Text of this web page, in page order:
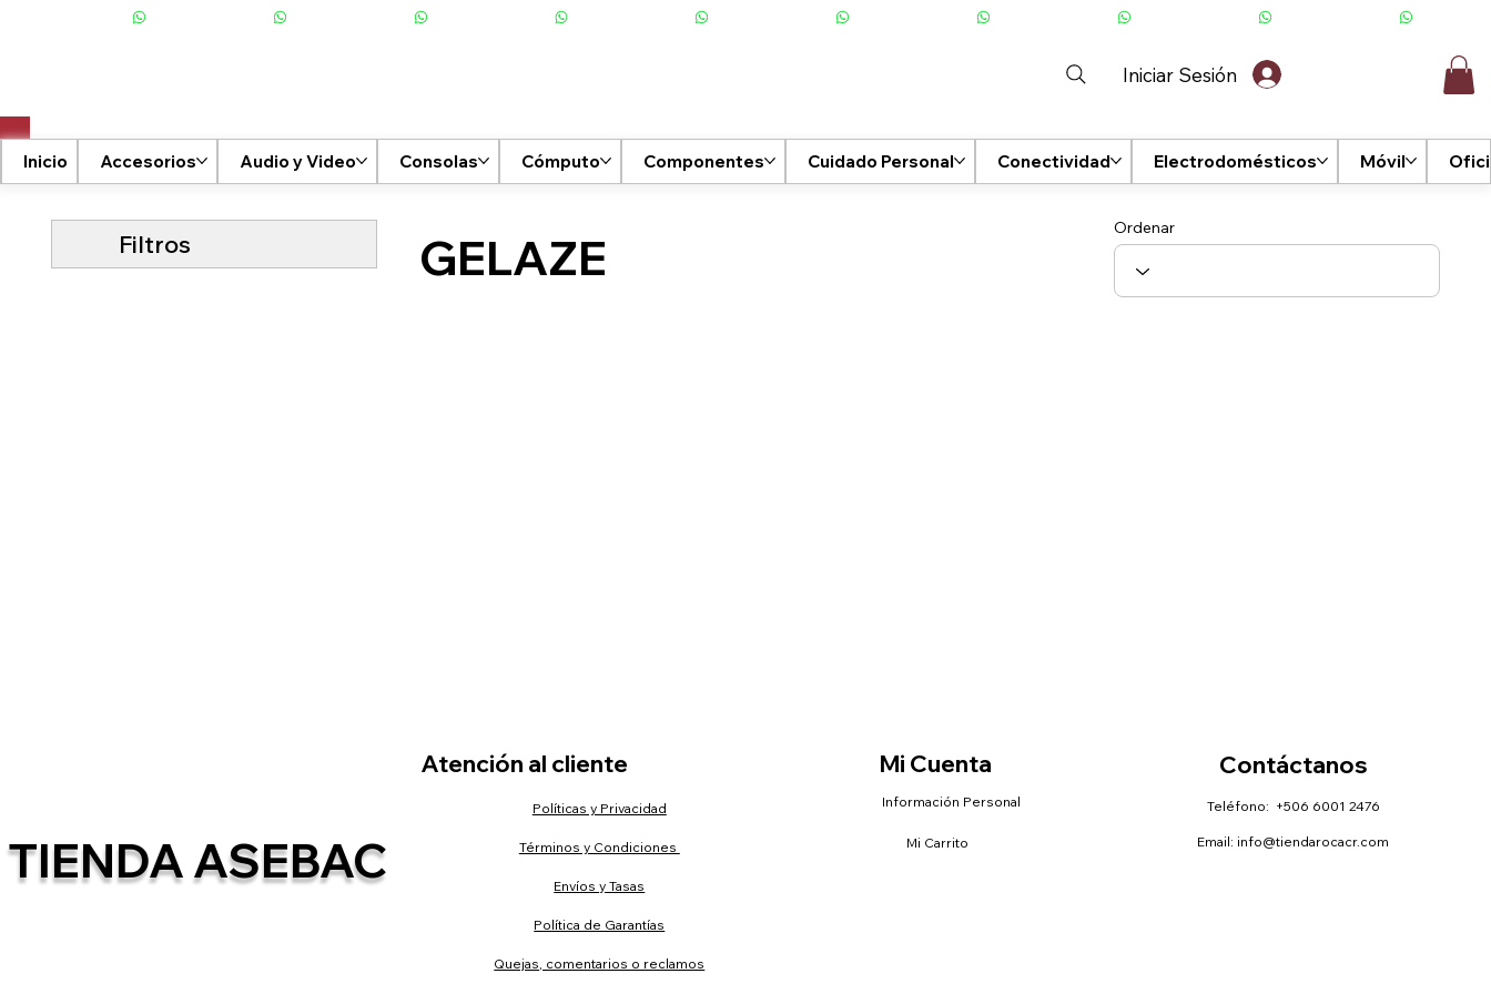
Iniciar Sesión
Inicio Accesorios Audio y Video Consolas Cómputo Componentes Cuidado Personal Conectividad Electrodomésticos Móvil
GELAZE
Filtros
Ordenar
TIENDA ASEBAC
Atención al cliente
Políticas y Privacidad
Términos y Condiciones
Envíos y Tasas
Política de Garantías
Quejas, comentarios o reclamos
Mi Cuenta
Información Personal
Mi Carrito
Contáctanos
Teléfono: +506 6001 2476
Email: info@tiendarocacr.com